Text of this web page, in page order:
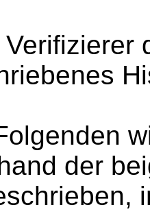
Verifizierer
der